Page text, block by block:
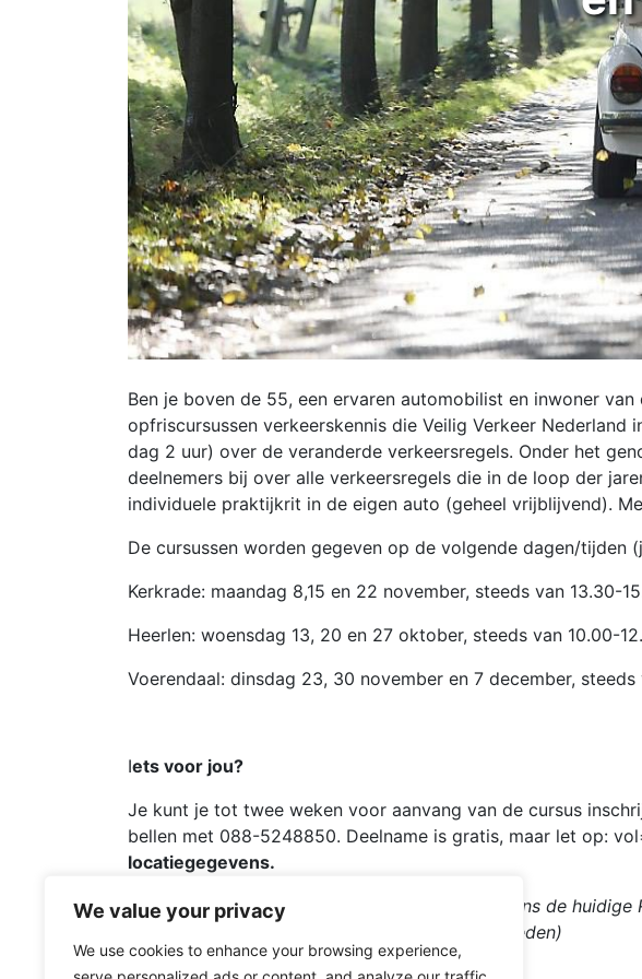
We value your privacy
We use cookies to enhance your browsing experience,
Ben je boven de 55, een ervaren automobilist en inwoner
opfriscursussen verkeerskennis die Veilig Verkeer
dag 2 uur) over de veranderde verkeersregels. Onder het
deelnemers bij over alle verkeersregels die in de loop der
individuele praktijkrit in de eigen auto (geheel vrijblijvend).
De cursussen worden gegeven op de volgende dagen/tijden
Kerkrade: maandag 8,15 en 22 november, steeds van 13.30-
Heerlen: woensdag 13, 20 en 27 oktober, steeds van 10.00-
Voerendaal: dinsdag 23, 30 november en 7 december, steeds
Iets voor jou?
Je kunt je tot twee weken voor aanvang van de cursus
bellen met 088-5248850. Deelname is gratis, maar let op:
locatiegegevens.
(Onze opfriscursussen zijn georganiseerd volgens de
richtlijnen kunnen we je een online versie aanbieden)